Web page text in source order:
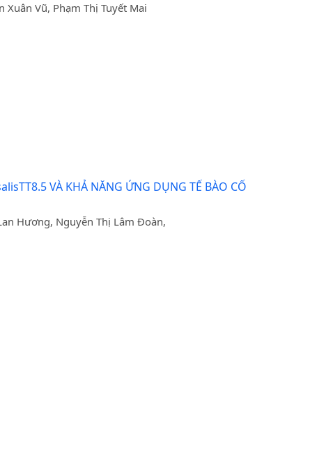
Vũ, Phạm Thị Tuyết Mai
VÀ KHẢ NĂNG ỨNG DỤNG TẾ BÀO CỐ
Hương, Nguyễn Thị Lâm Đoàn,